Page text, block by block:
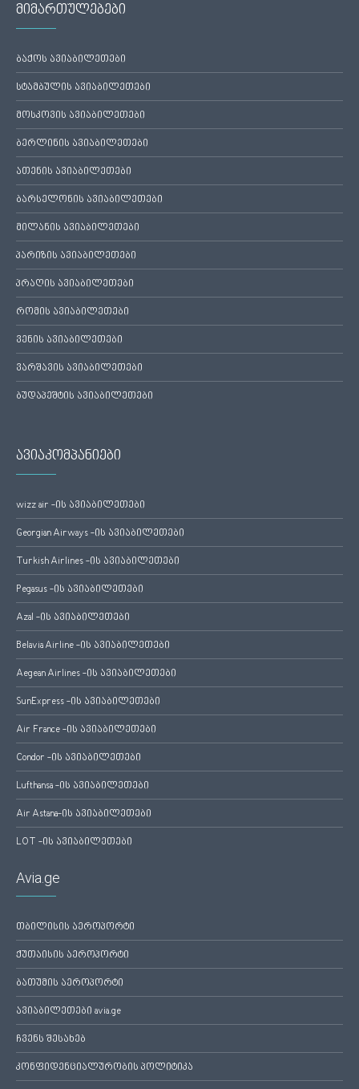
მიმართულებები
ბაქოს ავიაბილეთები
სტამბულის ავიაბილეთები
მოსკოვის ავიაბილეთები
ბერლინის ავიაბილეთები
ათენის ავიაბილეთები
ბარსელონის ავიაბილეთები
მილანის ავიაბილეთები
პარიზის ავიაბილეთები
პრაღის ავიაბილეთები
რომის ავიაბილეთები
ვენის ავიაბილეთები
ვარშავის ავიაბილეთები
ბუდაპეშტის ავიაბილეთები
ავიაკომპანიები
wizz air -ის ავიაბილეთები
Georgian Airways -ის ავიაბილეთები
Turkish Airlines -ის ავიაბილეთები
Pegasus -ის ავიაბილეთები
Azal -ის ავიაბილეთები
Belavia Airline -ის ავიაბილეთები
Aegean Airlines -ის ავიაბილეთები
SunExpress -ის ავიაბილეთები
Air France -ის ავიაბილეთები
Condor -ის ავიაბილეთები
Lufthansa -ის ავიაბილეთები
Air Astana-ის ავიაბილეთები
LOT -ის ავიაბილეთები
Avia.ge
თბილისის აეროპორტი
ქუთაისის აეროპორტი
ბათუმის აეროპორტი
ავიაბილეთები avia.ge
ჩვენს შესახებ
კონფიდენციალურობის პოლიტიკა